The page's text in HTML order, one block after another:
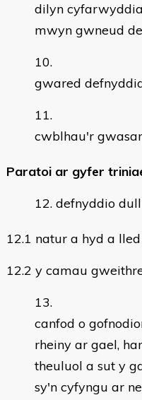
dilyn
mwyn gwneud
gwared
cwblhau'r
Paratoi ar gyfer
defnyddio
12.1 natur a hyd a
12.2 y camau
canfod o
rheiny ar gael,
theuluol a sut y
sy'n cyfyngu ar